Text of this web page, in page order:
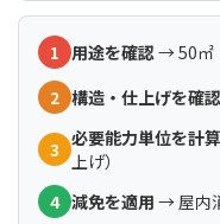
1 用途を確認→ 50㎡
2 構造・仕上げを確認
3 必要能力単位を計算
上げ）
4 減免を適用 → 屋内